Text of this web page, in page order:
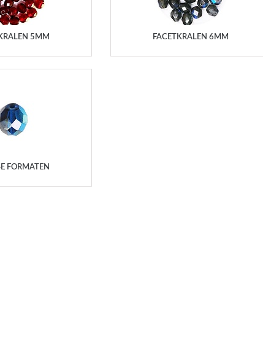
5MM FACETKRALEN 6MM
FORMATEN